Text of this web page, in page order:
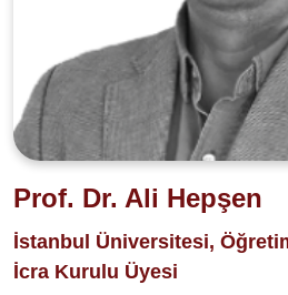
Prof. Dr. Ali Hepşen
İstanbul Üniversitesi,
İcra Kurulu Üyesi